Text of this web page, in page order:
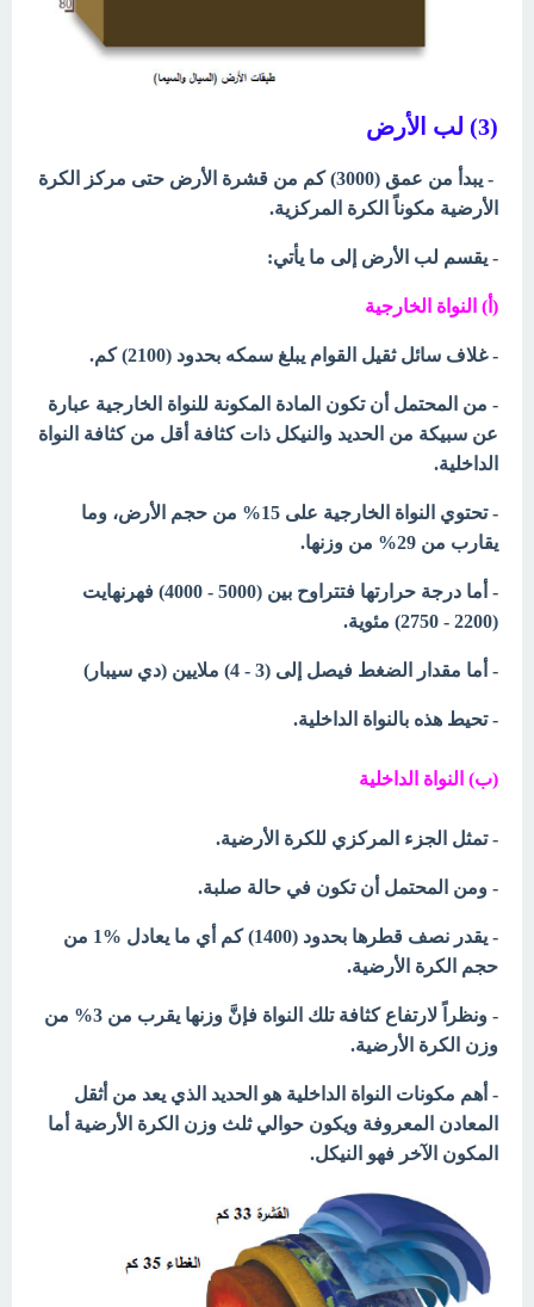
(3) لب الأرض
- يبدأ من عمق (3000) كم من قشرة الأرض حتى مركز الكرة
الأرضية مكوناً الكرة المركزية.
- يقسم لب الأرض إلى ما يأتي:
(أ) النواة الخارجية
- غلاف سائل ثقيل القوام يبلغ سمكه بحدود (2100) كم.
- من المحتمل أن تكون المادة المكونة للنواة الخارجية عبارة
عن سبيكة من الحديد والنيكل ذات كثافة أقل من كثافة النواة
الداخلية.
- تحتوي النواة الخارجية على 15% من حجم الأرض، وما
يقارب من 29% من وزنها.
- أما درجة حرارتها فتتراوح بين (5000 - 4000) فهرنهايت
(2200 - 2750) مئوية.
- أما مقدار الضغط فيصل إلى (3 - 4) ملايين (دي سيبار)
- تحيط هذه بالنواة الداخلية.
(ب) النواة الداخلية
- تمثل الجزء المركزي للكرة الأرضية.
- ومن المحتمل أن تكون في حالة صلبة.
- يقدر نصف قطرها بحدود (1400) كم أي ما يعادل %1 من
حجم الكرة الأرضية.
- ونظراً لارتفاع كثافة تلك النواة فإنَّ وزنها يقرب من 3% من
وزن الكرة الأرضية.
- أهم مكونات النواة الداخلية هو الحديد الذي يعد من أثقل
المعادن المعروفة ويكون حوالي ثلث وزن الكرة الأرضية أما
المكون الآخر فهو النيكل.